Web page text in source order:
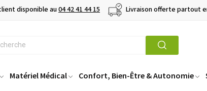
disponible au04 42 41 44 15 Livraison offerte partout
Matériel Médical Confort, Bien-Être & Autonomie